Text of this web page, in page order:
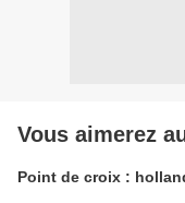
Vous aimerez
Point de croix :